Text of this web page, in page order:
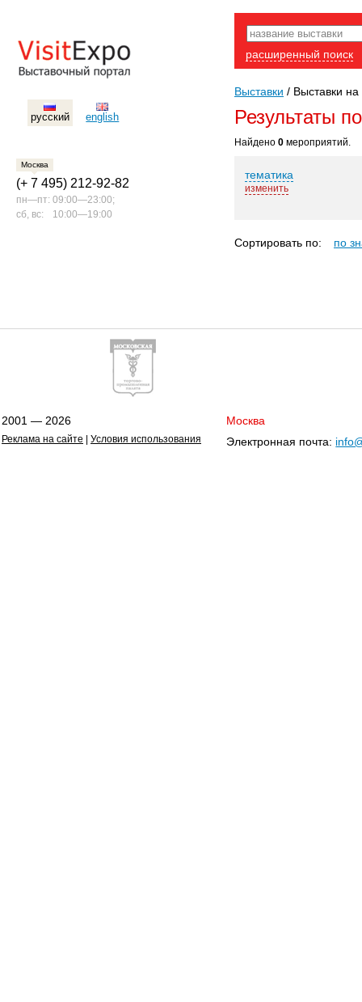
русский english
Москва
(+ 7 495) 212-92-82
пн—пт: 09:00—23:00;
сб, вс:
10:00—19:00
расширенный поиск
Выставки / Выставки на
Результаты
Найдено 0 мероприятий.
тематика
изменить
Сортировать по: по
2001 — 2026
Реклама на сайте Условия использования
Москва
Электронная почта: